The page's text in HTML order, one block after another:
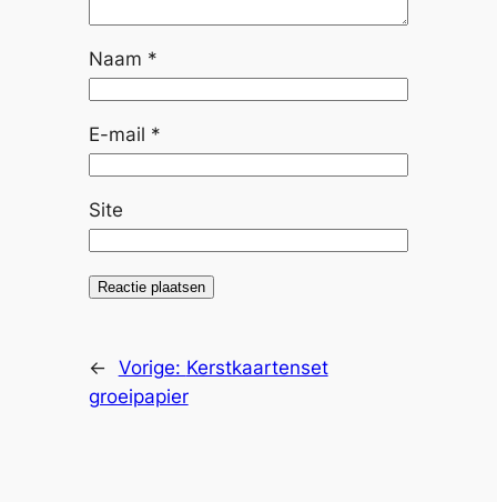
Naam *
E-mail *
Site
← Vorige: Kerstkaartenset
groeipapier